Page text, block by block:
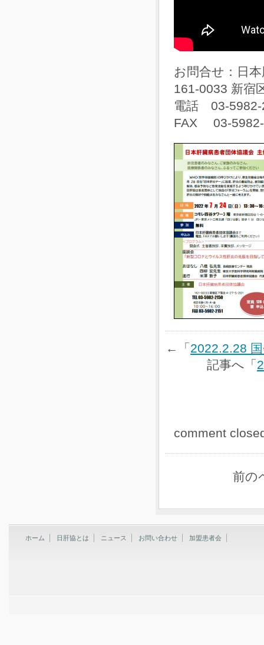
お問合せ：日
161-0033 新宿
電話 03-5982-
FAX 03-
←「 2022.2.28
記事へ「
comment
前の
ホーム 日肝協とは ニュース お問い合わせ 加盟患者会